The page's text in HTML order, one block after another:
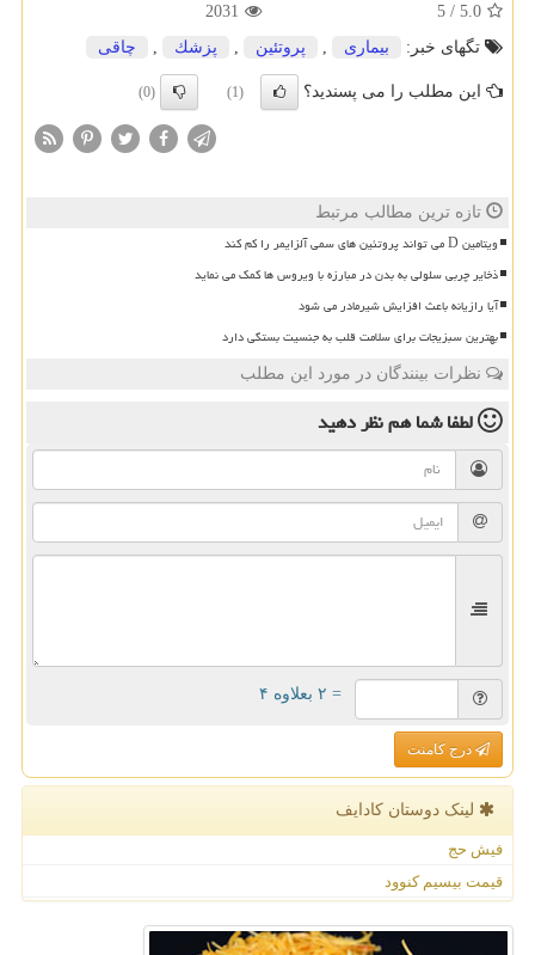
5.0
/
5
2031
تگهای خبر:
بیماری پروتئین پزشك چاقی
این مطلب را می پسندید؟ (1)
(0)
تازه ترین مطالب مرتبط
ویتامین D می تواند پروتئین های سمی آلزایمر را کم کند
ذخایر چربی سلولی به بدن در مبارزه با ویروس ها کمک می نماید
آیا رازیانه باعث افزایش شیرمادر می شود
بهترین سبزیجات برای سلامت قلب به جنسیت بستگی دارد
نظرات بینندگان در مورد این مطلب
لطفا شما همنظر دهید
= ۲ بعلاوه ۴
درج کامنت
لینک دوستان كادایف
فیش حج
قیمت بیسیم کنوود